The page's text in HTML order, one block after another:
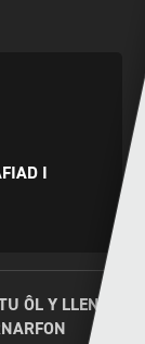
I
ÔL Y LLEN